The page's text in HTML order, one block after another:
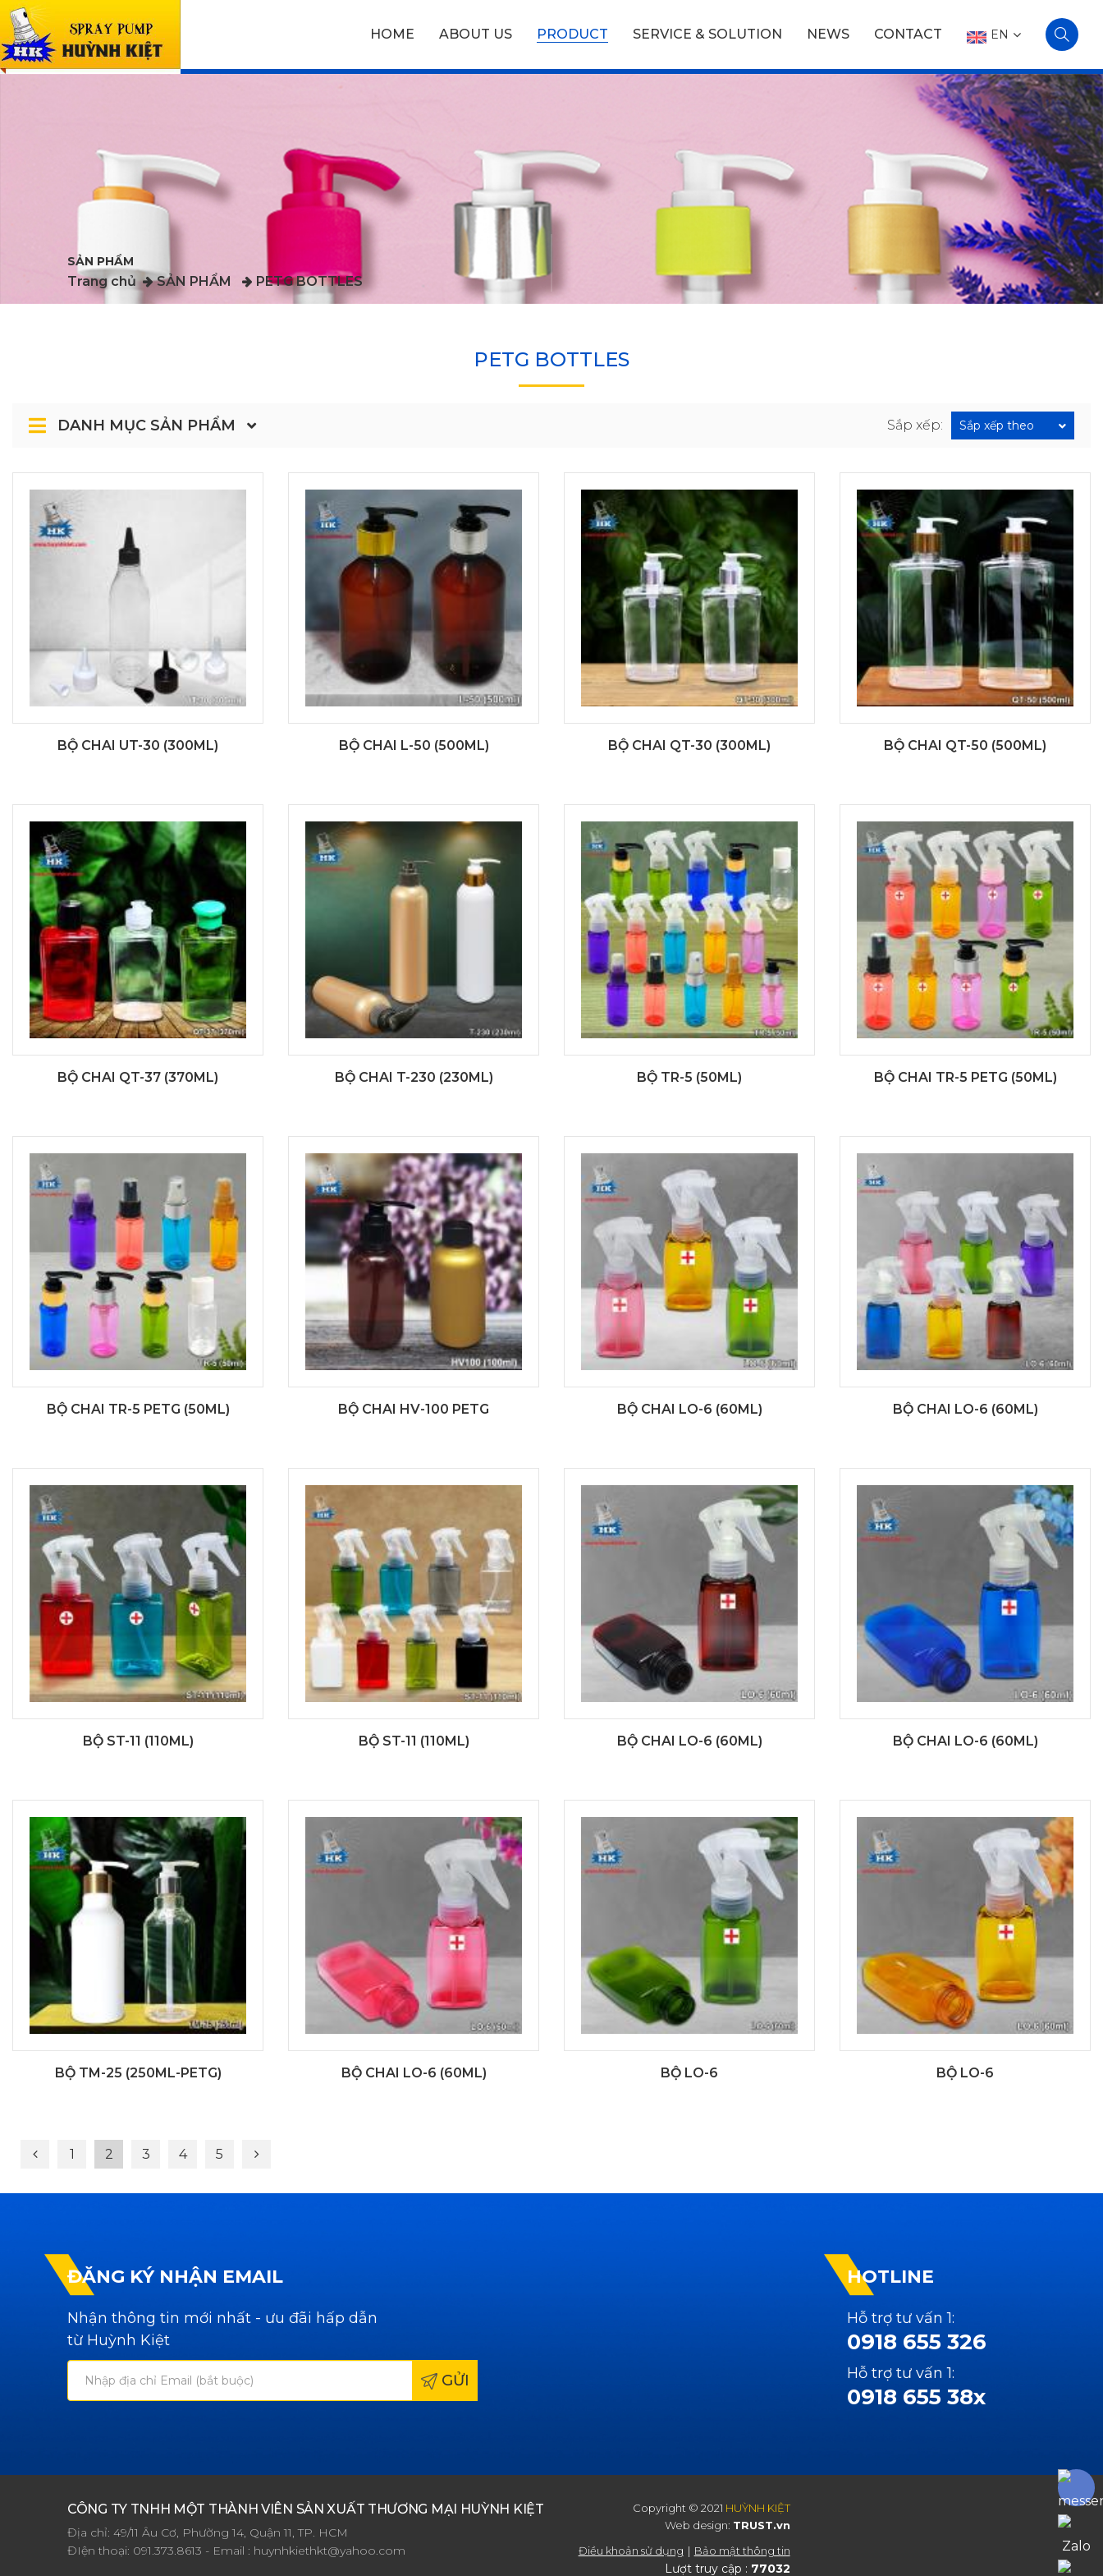
HOME ABOUT US PRODUCT SERVICE & SOLUTION NEWS CONTACT EN
SẢN PHẨM
Trang chủ SẢN PHẨM PETG BOTTLES
PETG BOTTLES
DANH MỤC SẢN PHẨM Sắp xếp: Sắp xếp theo
BỘ CHAI UT-30 (300ML) BỘ CHAI L-50 (500ML) BỘ CHAI QT-30 (300ML) BỘ CHAI QT-50 (500ML)
BỘ CHAI QT-37 (370ML) BỘ CHAI T-230 (230ML) BỘ TR-5 (50ML) BỘ CHAI TR-5 PETG (50ML)
BỘ CHAI TR-5 PETG (50ML) BỘ CHAI HV-100 PETG BỘ CHAI LO-6 (60ML) BỘ CHAI LO-6 (60ML)
BỘ ST-11 (110ML) BỘ ST-11 (110ML) BỘ CHAI LO-6 (60ML) BỘ CHAI LO-6 (60ML)
BỘ TM-25 (250ML-PETG) BỘ CHAI LO-6 (60ML) BỘ LO-6 BỘ LO-6
1 2 3 4 5
ĐĂNG KÝ NHẬN EMAIL
Nhận thông tin mới nhất - ưu đãi hấp dẫn
từ Huỳnh Kiệt
GỬI
HOTLINE
Hỗ trợ tư vấn 1:
0918 655 326
Hỗ trợ tư vấn 1:
0918 655 38x
CÔNG TY TNHH MỘT THÀNH VIÊN SẢN XUẤT THƯƠNG MẠI HUỲNH KIỆT
Địa chỉ: 49/11 Âu Cơ, Phường 14, Quận 11, TP. HCM
ĐIện thoại: 091.373.8613 - Email : huynhkiethkt@yahoo.com
Copyright © 2021 HUỲNH KIỆT
Web design: TRUST.vn
Điều khoản sử dụng
Bảo mật thông tin
Lượt truy cập : 77032